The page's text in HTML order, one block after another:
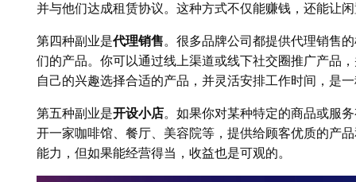
并与他们达成租赁协议。这种方式不仅能赚钱，还能让
第四种副业是代理销售。很多品牌公司都提供代理销售
们的产品。你可以通过线上渠道或线下社交圈推广产品
自己的兴趣选择合适的产品，并灵活安排工作时间，是
第五种副业是开设小店。如果你对某种特定的商品或服
开一家咖啡馆、餐厅、美容院等，提供给顾客优质的产
能力，但如果能经营得当，收益也是可观的。